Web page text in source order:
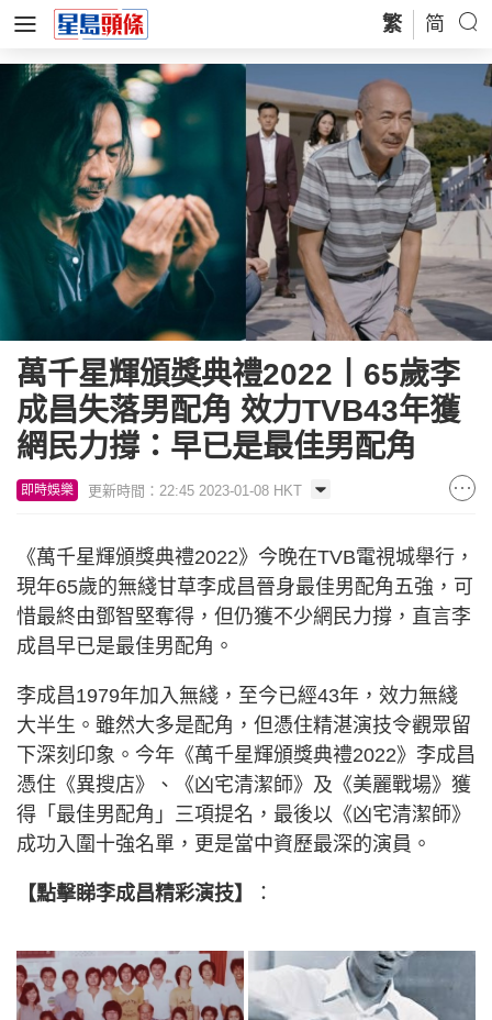
繁 简
萬千星輝頒獎典禮2022丨65歲李
成昌失落男配角 效力TVB43年獲
網民力撐：早已是最佳男配角
即時娛樂 更新時間：22:45 2023-01-08 HKT
《萬千星輝頒獎典禮2022》今晚在TVB電視城舉行，
現年65歲的無綫甘草李成昌晉身最佳男配角五強，可
惜最終由鄧智堅奪得，但仍獲不少網民力撐，直言李
成昌早已是最佳男配角。
李成昌1979年加入無綫，至今已經43年，效力無綫
大半生。雖然大多是配角，但憑住精湛演技令觀眾留
下深刻印象。今年《萬千星輝頒獎典禮2022》李成昌
憑住《異搜店》、《凶宅清潔師》及《美麗戰場》獲
得「最佳男配角」三項提名，最後以《凶宅清潔師》
成功入圍十強名單，更是當中資歷最深的演員。
【點擊睇李成昌精彩演技】 ：